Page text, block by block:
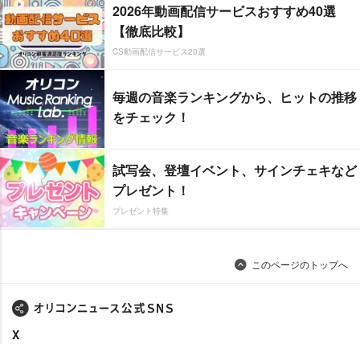
2026年動画配信サービスおすすめ40選
【徹底比較】
CS動画配信サービス20選
毎週の音楽ランキングから、ヒットの推移
をチェック！
試写会、登壇イベント、サインチェキなど
プレゼント！
プレゼント特集
このページのトップへ
X